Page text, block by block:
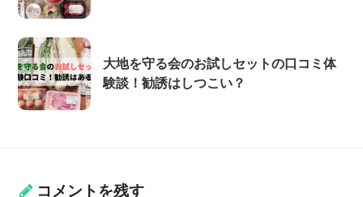
大地を守る会のお試しセットの口コミ体
験談！勧誘はしつこい？
コメントを残す